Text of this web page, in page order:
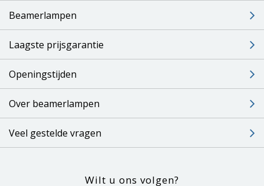
Beamerlampen
Laagste prijsgarantie
Openingstijden
Over beamerlampen
Veel gestelde vragen
Wilt u ons volgen?